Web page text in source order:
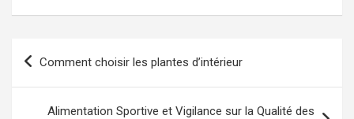
Navigation
de
Comment choisir les plantes d’intérieur
Alimentation Sportive et Vigilance sur la Qualité des